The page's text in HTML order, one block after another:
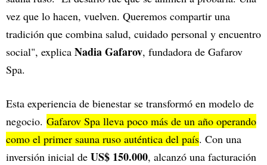
vez que lo hacen, vuelven. Queremos compartir una
tradición que combina salud, cuidado personal y encuentro
social", explica Nadia Gafarov, fundadora de Gafarov
Spa.
Esta experiencia de bienestar se transformó en modelo de
negocio. Gafarov Spa lleva poco más de un año operando
como el primer sauna ruso auténtica del país. Con una
inversión inicial de US$ 150.000, alcanzó una facturación